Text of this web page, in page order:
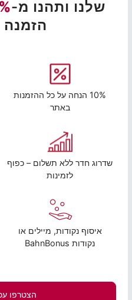
שלנו ותהנו מ-
הזמנה
10% הנחה על כל ההזמנות
באתר
שדרוג חדר ללא תשלום – כפוף
לזמינות
איסוף נקודות, מיילים או
נקודות BahnBonus
הצטרפו